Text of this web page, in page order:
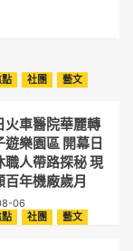
社團 藝文
火車醫院華麗轉
遊樂園區 開幕日
職人帶路探秘 現
百年機廠歲月
06
社團 藝文